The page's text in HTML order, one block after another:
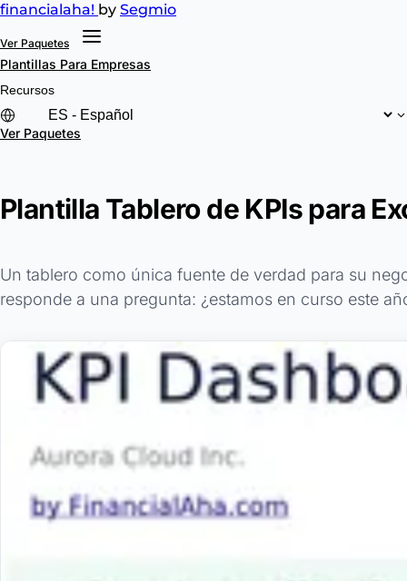
financialaha! by Segmio
Ver Paquetes
Plantillas Para Empresas
Recursos
Ver Paquetes
Plantilla Tablero de KPIs para
Un tablero como única fuente de verdad para su
responde a una pregunta: ¿estamos en curso este